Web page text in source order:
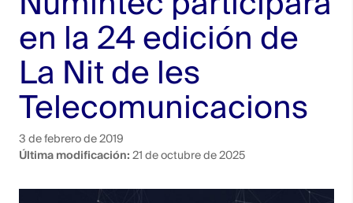
en la 24 edición de
La Nit de les
Telecomunicacions
3 de febrero de 2019
Última modificación: 21 de octubre de 2025